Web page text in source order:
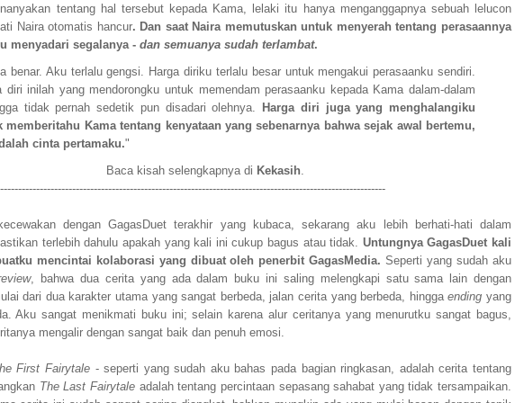
tentang hal tersebut kepada Kama, lelaki itu hanya menganggapnya sebuah lelucon
Naira otomatis hancur. Dan saat Naira memutuskan untuk menyerah tentang perasaannya
menyadari segalanya - dan semuanya sudah terlambat.
benar. Aku terlalu gengsi. Harga diriku terlalu besar untuk mengakui perasaanku sendiri.
diri inilah yang mendorongku untuk memendam perasaanku kepada Kama dalam-dalam
tidak pernah sedetik pun disadari olehnya.
Harga diri juga yang menghalangiku
memberitahu Kama tentang kenyataan yang sebenarnya bahwa sejak awal bertemu,
cinta pertamaku."
Baca kisah selengkapnya di Kekasih
dengan GagasDuet terakhir yang kubaca, sekarang aku lebih berhati-hati dalam
terlebih dahulu apakah yang kali ini cukup bagus atau tidak.
Untungnya GagasDuet kali
mencintai kolaborasi yang dibuat oleh penerbit GagasMedia.Seperti yang sudah aku
, bahwa dua cerita yang ada dalam buku ini saling melengkapi satu sama lain dengan
dari dua karakter utama yang sangat berbeda, jalan cerita yang berbeda, hinggaending yang
Aku sangat menikmati buku ini; selain karena alur ceritanya yang menurutku sangat bagus,
mengalir dengan sangat baik dan penuh emosi.
First Fairytale- seperti yang sudah aku bahas pada bagian ringkasan, adalah cerita tentang
The Last Fairytale adalah tentang percintaan sepasang sahabat yang tidak tersampaikan.